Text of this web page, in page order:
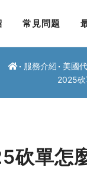
常見問題
服務介紹 美國
2025
單怎